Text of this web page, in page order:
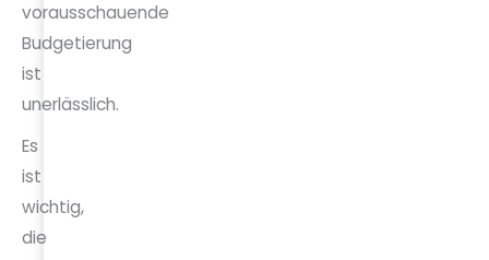
vorausschauende
Budgetierung
ist
unerlässlich.
Es
ist
wichtig,
die